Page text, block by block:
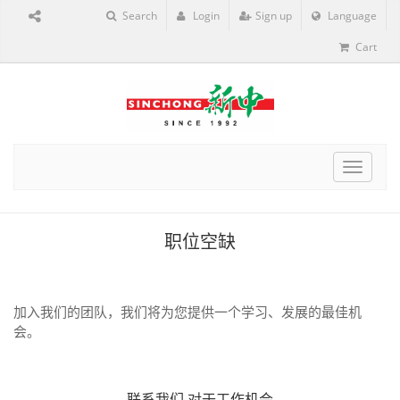
Search Login Sign up Language
Cart
Toggle
职位空缺
加入我们的团队，我们将为您提供一个学习、发展的最佳机
会。